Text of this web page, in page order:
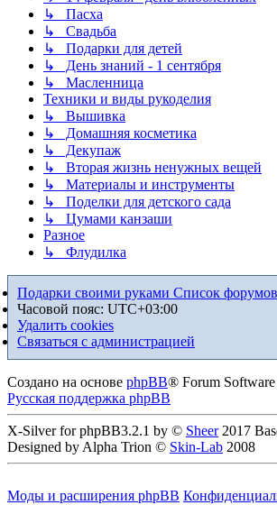
↳ Пасха
↳ Свадьба
↳ Подарки для детей
↳ День знаний - 1 сентября
↳ Масленница
Техники и виды рукоделия
↳ Вышивка
↳ Домашняя косметика
↳ Декупаж
↳ Вторая жизнь ненужных вещей
↳ Материалы и инструменты
↳ Поделки для детского сада
↳ Цумами канзаши
Разное
↳ Флудилка
Подарки своими руками Список форумов
Часовой пояс: UTC+03:00
Удалить cookies
Связаться с администрацией
Создано на основе phpBB® Forum
Русская поддержка phpBB
X-Silver for phpBB3.2.1 by © Sheer2017
Designed by Alpha Trion © Skin-Lab 2008
Моды и расширения phpBB